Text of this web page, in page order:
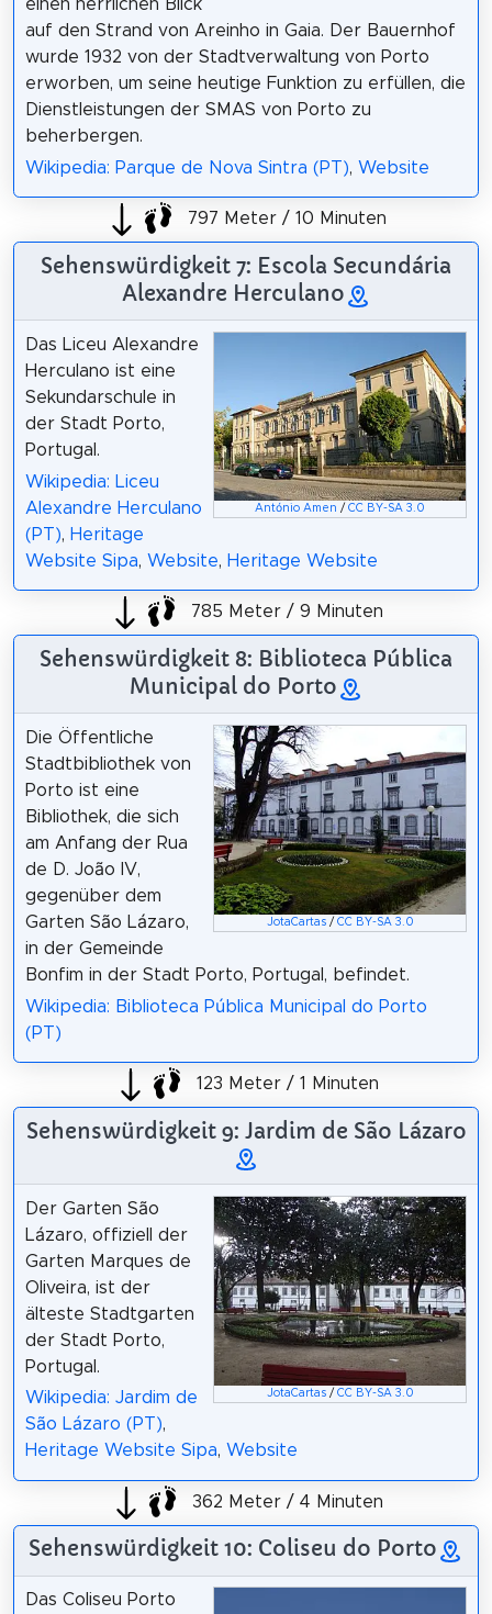
einen herrlichen Blick
auf den Strand von Areinho in Gaia. Der Bauernhof
wurde 1932 von der Stadtverwaltung von Porto
erworben, um seine heutige Funktion zu erfüllen, die
Dienstleistungen der SMAS von Porto zu
beherbergen.
Wikipedia: Parque de Nova Sintra (PT), Website
797 Meter / 10 Minuten
Sehenswürdigkeit 7: Escola Secundária
Alexandre Herculano
António Amen /CC BY-SA 3.0
Das Liceu Alexandre
Herculano ist eine
Sekundarschule in
der Stadt Porto,
Portugal.
Wikipedia: Liceu
Alexandre Herculano
(PT), Heritage
Website Sipa, Website, Heritage Website
785 Meter / 9 Minuten
Sehenswürdigkeit 8: Biblioteca Pública
Municipal do Porto
JotaCartas/ CC BY-SA 3.0
Die Öffentliche
Stadtbibliothek von
Porto ist eine
Bibliothek, die sich
am Anfang der Rua
de D. João IV,
gegenüber dem
Garten São Lázaro,
in der Gemeinde
Bonfim in der Stadt Porto, Portugal, befindet.
Wikipedia: Biblioteca Pública Municipal do Porto
(PT)
123 Meter / 1 Minuten
Sehenswürdigkeit 9: Jardim de São Lázaro
JotaCartas/ CC BY-SA 3.0
Der Garten São
Lázaro, offiziell der
Garten Marques de
Oliveira, ist der
älteste Stadtgarten
der Stadt Porto,
Portugal.
Wikipedia: Jardim de
São Lázaro (PT),
Heritage Website Sipa, Website
362 Meter / 4 Minuten
Sehenswürdigkeit 10: Coliseu do Porto
Das Coliseu Porto